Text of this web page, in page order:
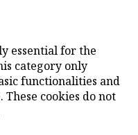
essential for the
category only
functionalities and
cookies do not